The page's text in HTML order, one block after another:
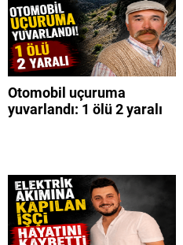
Otomobil uçuruma
yuvarlandı: 1 ölü 2 yaralı